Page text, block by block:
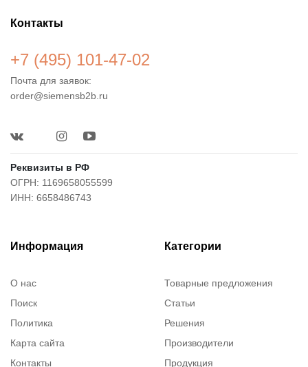
Контакты
+7 (495) 101-47-02
Почта для заявок:
order@siemensb2b.ru
Реквизиты в РФ
ОГРН: 1169658055599
ИНН: 6658486743
Информация
О нас
Поиск
Политика
Карта сайта
Контакты
Категории
Товарные предложения
Статьи
Решения
Производители
Продукция